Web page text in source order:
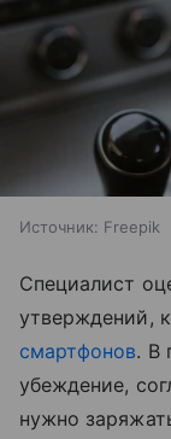
Источник: Freepik
Специалист
утверждений,
смартфонов. В
убеждение,
нужно